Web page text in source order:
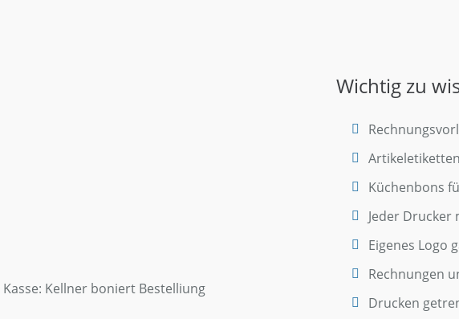
Wichtig zu
Küchenbons
Jeder Drucker
Eigenes Logo
Rechnungen
Drucken